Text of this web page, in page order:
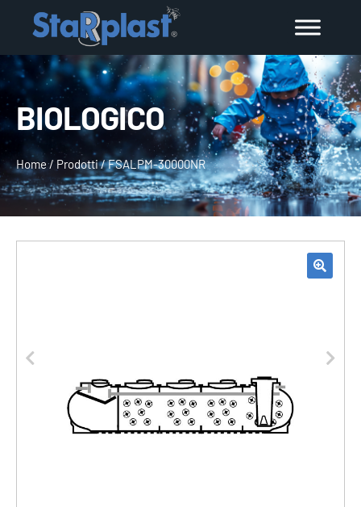
BIOLOGICO
Home/ Prodotti/FSALPM-30000NR